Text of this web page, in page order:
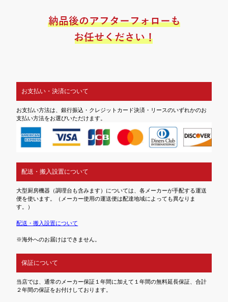
お支払い・決済について
お支払い方法は、銀行振込・クレジットカード決済・リースのいずれかのお
支払い方法をお選びいただけます。
配送・搬入設置について
大型厨房機器（調理台も含みます）については、各メーカーが手配する運送
便を使います。（メーカー使用の運送便は配達地域によっても異なりま
す。）
配送・搬入設置について
※海外へのお届けはできません。
保証について
当店では、通常のメーカー保証１年間に加えて１年間の無料延長保証、合計
２年間の保証をお付けしております。